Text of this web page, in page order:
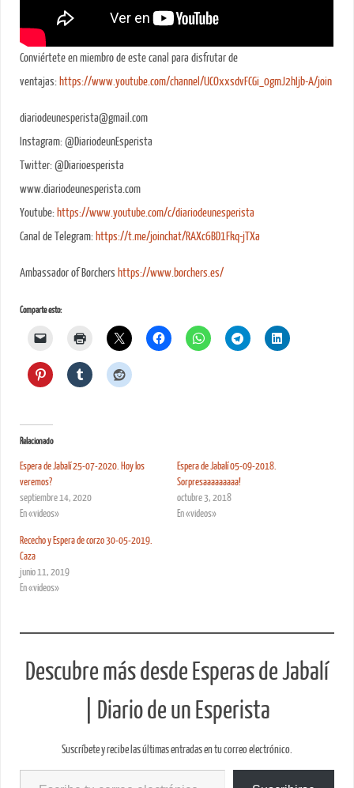
Conviértete en miembro de este canal para disfrutar de
ventajas: https://www.youtube.com/channel/UCOxxsdvFCGi_0gmJ2hIjb-A/join
diariodeunesperista@gmail.com
Instagram: @DiariodeunEsperista
Twitter: @Diarioesperista
www.diariodeunesperista.com
Youtube: https://www.youtube.com/c/diariodeunesperista
Canal de Telegram: https://t.me/joinchat/RAXc6BD1Fkq-jTXa
Ambassador of Borchers https://www.borchers.es/
Comparte esto:
Relacionado
Espera de Jabalí 25-07-2020. Hoy los
veremos?
septiembre 14, 2020
En «videos»
Espera de Jabalí 05-09-2018.
Sorpresaaaaaaaaa!
octubre 3, 2018
En «videos»
Rececho y Espera de corzo 30-05-2019.
Caza
junio 11, 2019
En «videos»
Descubre más desde Esperas de Jabalí
| Diario de un Esperista
Suscríbete y recibe las últimas entradas en tu correo electrónico.